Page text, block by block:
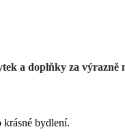
a doplňky za výrazně
krásné bydlení.